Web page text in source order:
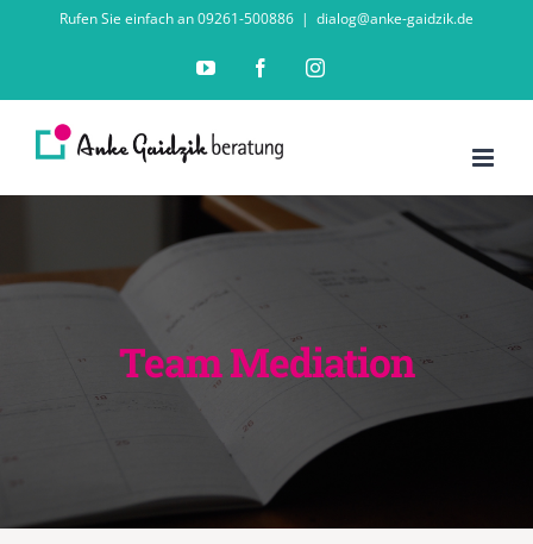
springen
Rufen Sie einfach an 09261-500886 | dialog@anke-gaidzik.de
YouTube FacebookInstagram
Team Mediation